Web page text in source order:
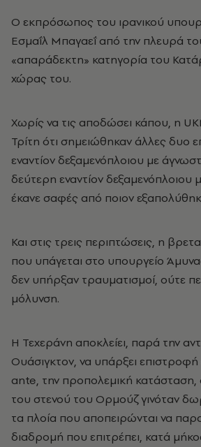
Ο εκπρόσωπος του ιρανικού
Εσμαΐλ Μπαγαεΐ από την πλευρά
«απαράδεκτη» κατηγορία του
χώρας του.
Χωρίς να τις αποδώσει κάπου, η
Τρίτη ότι σημειώθηκαν άλλες δυο
εναντίον δεξαμενόπλοιου με
δεύτερη εναντίον
έκανε σαφές από ποιον
Και στις τρεις περιπτώσεις, η
που υπάγεται στο υπουργείο
δεν υπήρξαν τραυματισμοί, ούτε
μόλυνση.
Η Τεχεράνη αποκλείει, παρά την
Ουάσιγκτον, να υπάρξει
ante, την προπολεμική κατάσταση,
του στενού του Ορμούζ γινόταν
τα πλοία που αποπειρώνται να
διαδρομή που επιτρέπει, κατά